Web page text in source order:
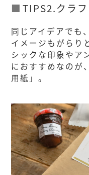
TIPS2.クラ
同じアイデアでも
イメージもがらり
シックな印象やア
におすすめなのが
用紙」。